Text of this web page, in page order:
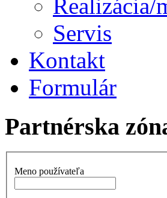
Realizácia/
Servis
Kontakt
Formulár
Partnérska
Meno používateľa